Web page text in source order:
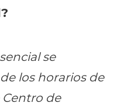
se
los horarios de
de